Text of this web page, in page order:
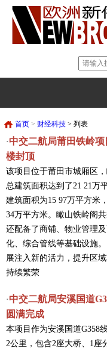
首页 > 财经科技 > 列表
·中交二航局莆田铁岭
楼封顶
该项目位于莆田市城厢区
总建筑面积达到了21 21万
建筑面积为15 97万平方米
34万平方米。瞰山铁岭阁共
还配备了商铺、物业管理
化、综合管线等基础设
展注入新的活力，提升区
持续繁荣
·中交二航局安溪国道
圆满完成
本项目作为安溪国道G358
2公里，包含2座大桥、1座